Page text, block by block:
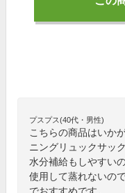
プスプス(40代・男性)
こちらの商品はいか
ニングリュックサッ
水分補給もしやすい
使用して蒸れないの